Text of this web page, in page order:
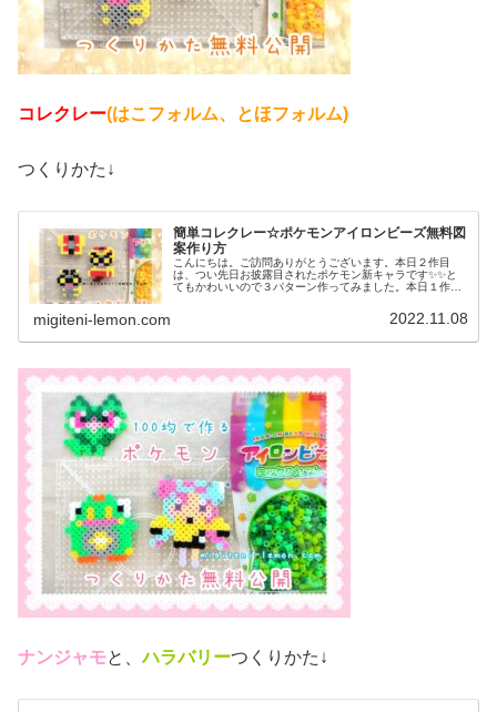
コレクレー(はこフォルム、とほフォルム)
つくりかた↓
簡単コレクレー☆ポケモンアイロンビーズ無料図
案作り方
こんにちは。ご訪問ありがとうございます。本日２作目
は、つい先日お披露目されたポケモン新キャラです✨✨と
てもかわいいので３パターン作ってみました。本日１作目
migiteni-lemon.com 2022.11.08
ナンジャモと、ハラバリーつくりかた↓